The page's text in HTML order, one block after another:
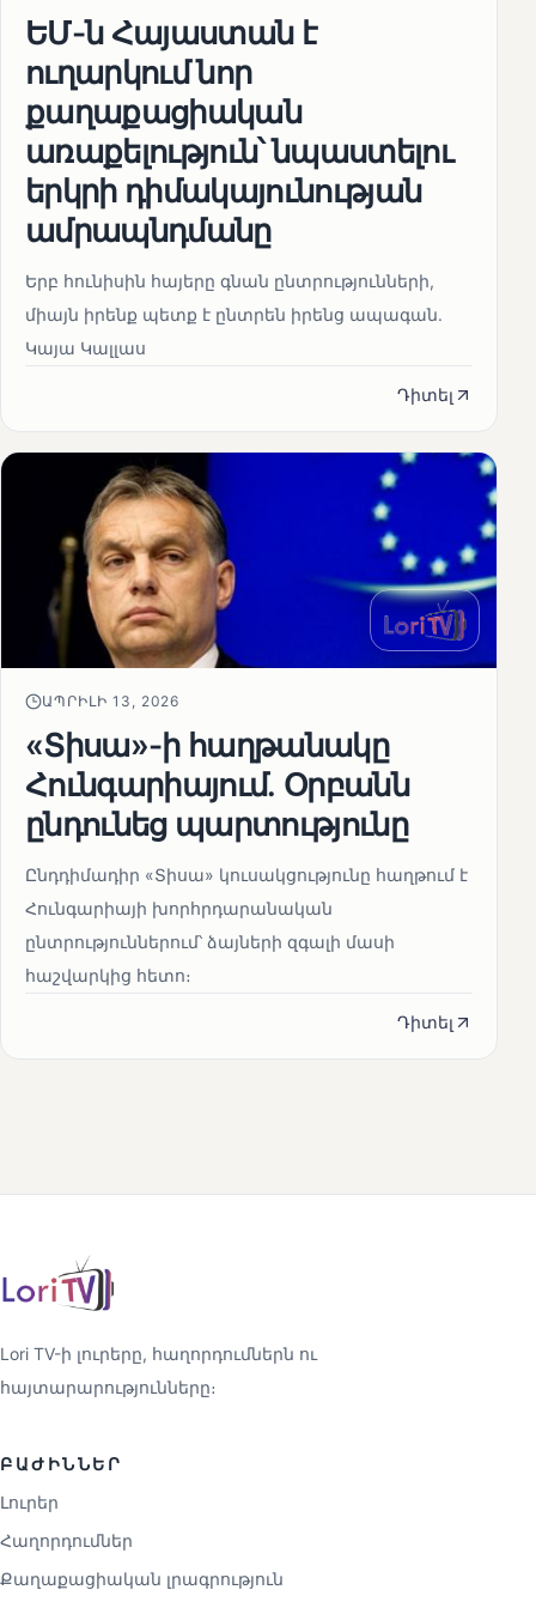
ԵՄ-ն Հայաստան է
ուղարկում նոր
քաղաքացիական
առաքելություն՝ նպաստելու
երկրի դիմակայունության
ամրապնդմանը
Երբ հունիսին հայերը գնան ընտրությունների,
միայն իրենք պետք է ընտրեն իրենց ապագան.
Կայա Կալլաս
Դիտել
ԱՊՐԻԼԻ 13, 2026
«Տիսա»-ի հաղթանակը
Հունգարիայում․ Օրբանն
ընդունեց պարտությունը
Ընդդիմադիր «Տիսա» կուսակցությունը հաղթում է
Հունգարիայի խորհրդարանական
ընտրություններում՝ ձայների զգալի մասի
հաշվարկից հետո։
Դիտել
Lori TV-ի լուրերը, հաղորդումներն ու
հայտարարությունները։
ԲԱԺԻՆՆԵՐ
Լուրեր
Հաղորդումներ
Քաղաքացիական լրագրություն